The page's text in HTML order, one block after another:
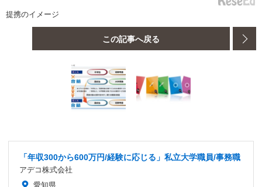
提携のイメージ
この記事へ戻る
「年収300から600万円/経験に応じる」私立大学職員/事務職
アデコ株式会社
愛知県